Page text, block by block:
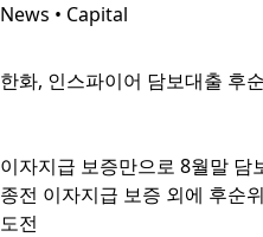
News • Capital
한화, 인스파이어 담보대출 후
이자지급 보증만으로 8월말 담
종전 이자지급 보증 외에 후순
도전